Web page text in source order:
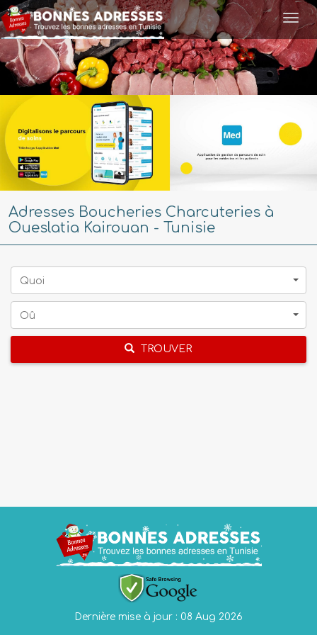
Adresses Boucheries Charcuteries à
Oueslatia Kairouan - Tunisie
Quoi
Oû
TROUVER
Dernière mise à jour : 08 Aug 2026